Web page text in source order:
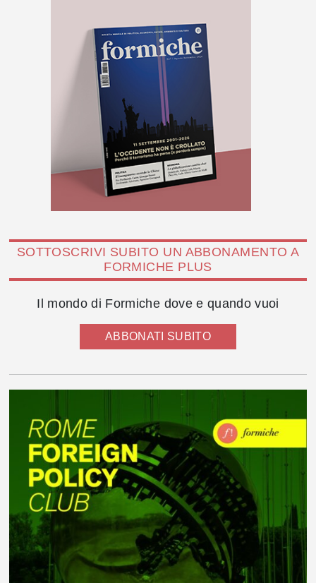
SOTTOSCRIVI SUBITO UN ABBONAMENTO A
FORMICHE PLUS
Il mondo di Formiche dove e quando vuoi
ABBONATI SUBITO